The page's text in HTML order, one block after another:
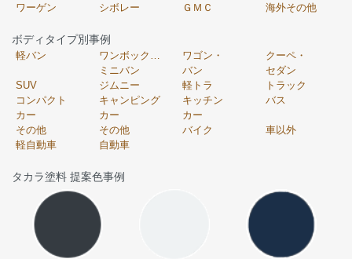
ワーゲン シボレー ＧＭＣ 海外その他
ボディタイプ別事例
軽バン
ミニバン
ワゴン・
バン
クーペ・
セダン
SUV
ジムニー 軽トラ
トラック
コンパクト
カー
キャンピング
カー
キッチン
カー
バス
その他
軽自動車
その他
自動車
バイク 車以外
タカラ塗料 提案色事例